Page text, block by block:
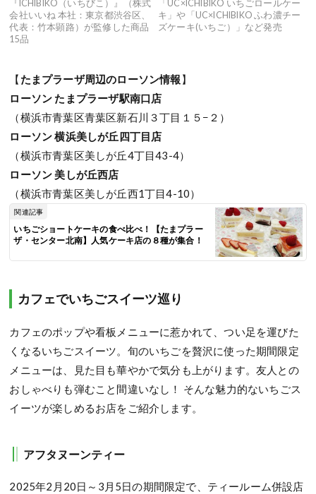
『ICHIBIKO（いちびこ）』（株式
会社いいね 本社：東京都渋谷区、
代表：竹本顕路）が監修した商品
15品
「UC×ICHIBIKO いちごロールケー
キ」や「UC×ICHIBIKO ふわ濃チー
ズケーキ(いちご）」など発売
【 たまプラーザ周辺のローソン情報 】
ローソン たまプラーザ駅南口店
（横浜市青葉区青葉区新石川３丁目１５−２）
ローソン 横浜美しが丘四丁目店
（横浜市青葉区美しが丘4丁目43-4）
ローソン 美しが丘西店
（横浜市青葉区美しが丘西1丁目4-10）
関連記事
いちごショートケーキの食べ比べ！【たまプラー
ザ・センター北南】人気ケーキ店の８種が集合！
カフェでいちごスイーツ巡り
カフェのポップや看板メニューに惹かれて、つい足を運びた
くなるいちごスイーツ。旬のいちごを贅沢に使った期間限定
メニューは、見た目も華やかで気分も上がります。友人との
おしゃべりも弾むこと間違いなし！ そんな魅力的ないちごス
イーツが楽しめるお店をご紹介します。
アフタヌーンティー
2025年2月20日～3月5日の期間限定で、ティールーム併設店